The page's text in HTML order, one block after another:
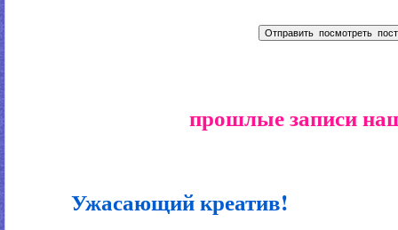
прошлые записи
Ужасающий креатив!